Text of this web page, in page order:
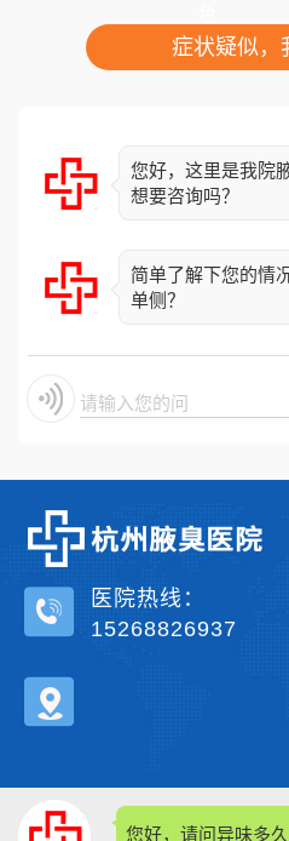
症状疑似，
您好，这里是我院
想要咨询吗？
简单了解下您的情
单侧？
请输入您的问题
您好，请问异味多
医院热线：
15268826937